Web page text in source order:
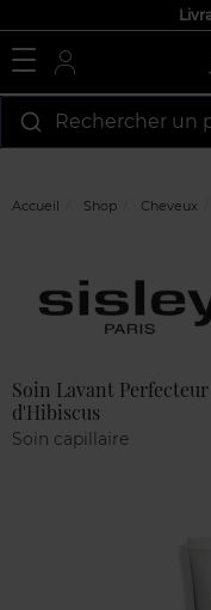
Rechercher un
Accueil Shop Cheveux
Soin Lavant
d'Hibiscus
Soin capillaire